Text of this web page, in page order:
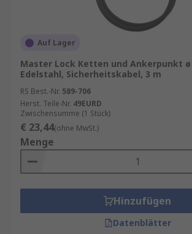
Auf Lager
Master Lock Ketten und Ankerpunkt ø
Edelstahl, Sicherheitskabel, 3 m
RS Best.-Nr. 589-706
Herst. Teile-Nr. 49EURD
Zwischensumme (1 Stück)
€ 23,44(ohne MwSt.)
Menge
Hinzufügen
Datenblätter